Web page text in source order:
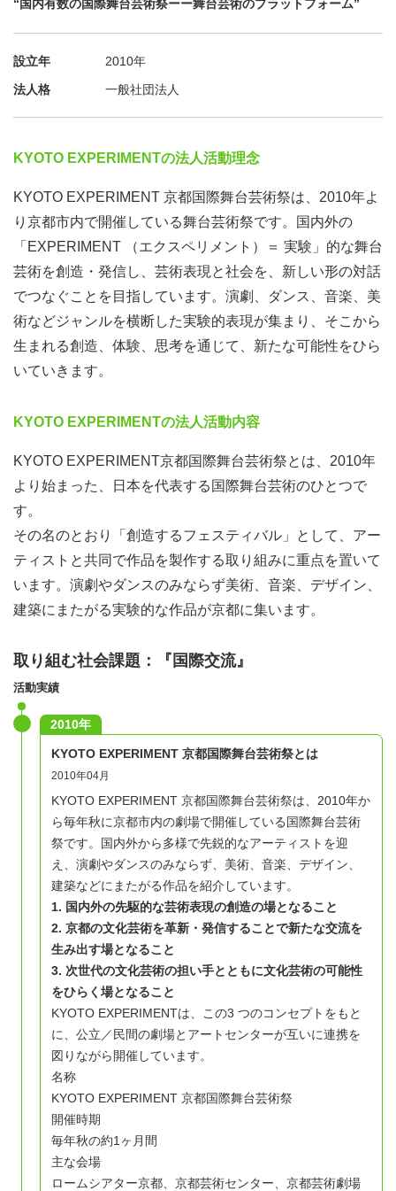
・待遇：研修参加日数にあわせ交通費を支給。上限1,500
書類選考の結果は、メールにて8月10日（木）までにご連
面接は8月17日（木）～8月19日（土）のうちいずれか1日
（2時間程度）を予定していますので、各自、事前にスケ
ジュールの確認をお願いします。
◎ オンライン事前説明会実施
「詳しい活動内容を聞いてから決めたい」「興味はあるけ
どまだ先の予定もわからないし…」という方は、ぜひオン
開催概要や活動内容、参加スケジュールについて詳しくご
説明します。
●事前説明会日時
7月18日（火）18:30
8月5日（土）10:30
※所要時間：約100分
※Peatix・Zoom使用（アーカイブ配信はありません）
●事前説明会ご予約方法
KYOTO EXPERIMENTウェブサイト内の短期インターン
シップ募集ページ、またはお電話にてお申し込みくださ
い。
“国内有数の国際舞台芸術祭ーー舞台芸術のプラットフォーム”
設立年
2010年
法人格
一般社団法人
KYOTO EXPERIMENTの法人活動理念
KYOTO EXPERIMENT 京都国際舞台芸術祭は、2010年よ
り京都市内で開催している舞台芸術祭です。国内外の
「EXPERIMENT （エクスペリメント）＝ 実験」的な舞台
芸術を創造・発信し、芸術表現と社会を、新しい形の対話
でつなぐことを目指しています。演劇、ダンス、音楽、美
術などジャンルを横断した実験的表現が集まり、そこから
生まれる創造、体験、思考を通じて、新たな可能性をひら
いていきます。
KYOTO EXPERIMENTの法人活動内容
KYOTO EXPERIMENT京都国際舞台芸術祭とは、2010年
より始まった、日本を代表する国際舞台芸術のひとつで
す。
その名のとおり「創造するフェスティバル」として、アー
ティストと共同で作品を製作する取り組みに重点を置いて
います。演劇やダンスのみならず美術、音楽、デザイン、
建築にまたがる実験的な作品が京都に集います。
取り組む社会課題：『国際交流』
活動実績
2010年
​KYOTO EXPERIMENT 京都国際舞台芸術祭とは
2010年04月
KYOTO EXPERIMENT 京都国際舞台芸術祭は、2010年か
ら毎年秋に京都市内の劇場で開催している国際舞台芸術
祭です。国内外から多様で先鋭的なアーティストを迎
え、演劇やダンスのみならず、美術、音楽、デザイン、
建築などにまたがる作品を紹介しています。
1. 国内外の先駆的な芸術表現の創造の場となること
2. 京都の文化芸術を革新・発信することで新たな交流を
生み出す場となること
3. 次世代の文化芸術の担い手とともに文化芸術の可能性
をひらく場となること
KYOTO EXPERIMENTは、この3 つのコンセプトをもと
に、公立／民間の劇場とアートセンターが互いに連携を
図りながら開催しています。
名称
KYOTO EXPERIMENT 京都国際舞台芸術祭
開催時期
毎年秋の約1ヶ月間
主な会場
ロームシアター京都、京都芸術センター、京都芸術劇場